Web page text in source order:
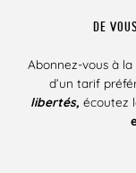
DE
Abonnez-vous à la
d’un tarif
libertés, écoutez